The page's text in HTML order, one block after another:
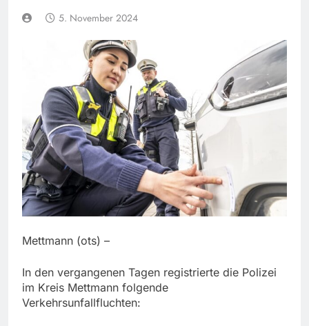
5. November 2024
Mettmann (ots) –
In den vergangenen Tagen registrierte die Polizei
im Kreis Mettmann folgende
Verkehrsunfallfluchten: